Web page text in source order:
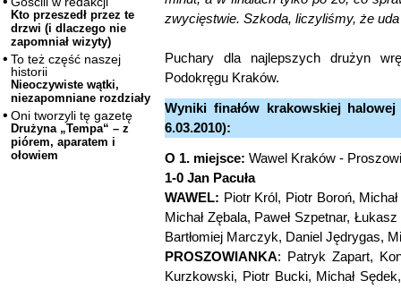
Kto przeszedł przez te
drzwi (i dlaczego nie
zapomniał wizyty)
To też część naszej
historii
Nieoczywiste wątki,
niezapomniane rozdziały
Oni tworzyli tę gazetę
Drużyna „Tempa“ – z
piórem, aparatem i
ołowiem
zwycięstwie. Szkoda, liczyliśmy, że
Puchary dla najlepszych drużyn
Podokręgu Kraków.
Wyniki finałów krakowskiej
6.03.2010):
O 1. miejsce: Wawel Kraków -
1-0 Jan Pacuła
WAWEL: Piotr Król, Piotr Boroń,
Michał Zębala, Paweł Szpetnar,
Bartłomiej Marczyk, Daniel Jędrygas,
PROSZOWIANKA: Patryk Zapart,
Kurzkowski, Piotr Bucki, Michał